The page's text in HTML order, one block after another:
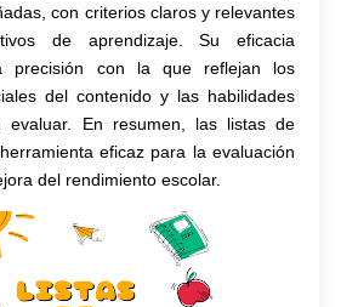
con criterios claros y relevantes
de aprendizaje. Su eficacia
precisión con la que reflejan los
del contenido y las habilidades
evaluar. En resumen, las listas de
eficaz para la evaluación
del rendimiento escolar.